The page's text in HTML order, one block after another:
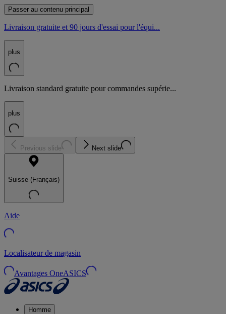
Passer au contenu principal
Livraison gratuite et 90 jours d'essai pour l'équi...
plus
Livraison standard gratuite pour commandes supérie...
plus
Previous slide Next slide
Suisse (Français)
Aide
Localisateur de magasin
Avantages OneASICS
Homme